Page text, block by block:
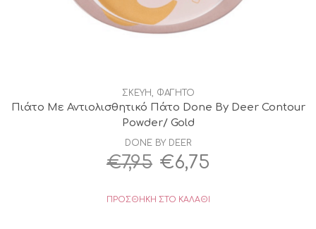
ΣΚΕΥΗ ΦΑΓΗΤΟ
Πιάτο Με Αντιολισθητικό Πάτο Done By Deer Contour
Powder/ Gold
DONE BY DEER
€7,95 Original
€6,75
ΠΡΟΣΘΉΚΗ ΣΤΟ ΚΑΛΆΘΙ